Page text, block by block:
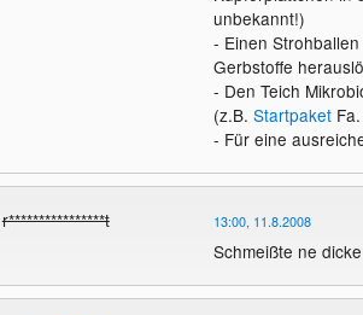
unbekannt!)
- Einen
Gerbstoffe
- Den Teich
(z.B. StartpaketFa.
- Für eine
r****************t 13:00, 11.8.2008
Schmeißte ne